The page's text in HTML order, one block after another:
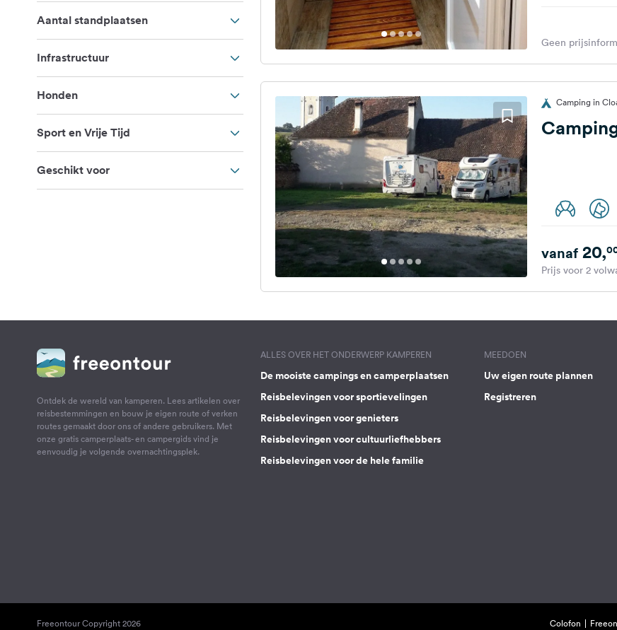
Aantal standplaatsen
Infrastructuur
Honden
Sport en Vrije Tijd
Geschikt voor
Geen
Camping in
vanaf20,
Prijs voor 2
Ontdek de wereld van kamperen. Lees artikelen over
reisbestemmingen en bouw je eigen route of verken
routes gemaakt door ons of andere gebruikers. Met
onze gratis camperplaats- en campergids vind je
eenvoudig je volgende overnachtingsplek.
ALLES OVER HET ONDERWERP KAMPEREN
De mooiste campings en camperplaatsen
Reisbelevingen voor sportievelingen
Reisbelevingen voor genieters
Reisbelevingen voor cultuurliefhebbers
Reisbelevingen voor de hele familie
MEEDOEN
Uw eigen route plannen
Registreren
Freeontour Copyright 2026 Colofon